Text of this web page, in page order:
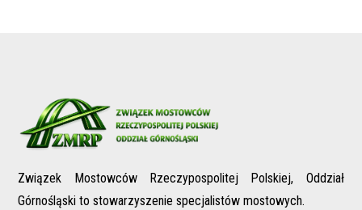
Związek Mostowców Rzeczypospolitej Polskiej, Oddział
Górnośląski to stowarzyszenie specjalistów mostowych.